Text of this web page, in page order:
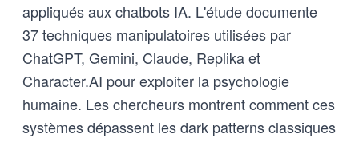
appliqués aux chatbots IA. L'étude documente
37 techniques manipulatoires utilisées par
ChatGPT, Gemini, Claude, Replika et
Character.AI pour exploiter la psychologie
humaine. Les chercheurs montrent comment ces
systèmes dépassent les dark patterns classiques